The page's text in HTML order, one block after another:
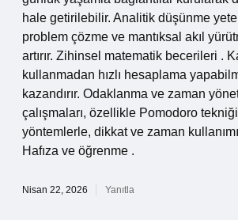
hale getirilebilir. Analitik düşünme
problem çözme ve mantıksal akıl
artırır. Zihinsel matematik becerileri .
kullanmadan hızlı hesaplama
kazandırır. Odaklanma ve zaman
çalışmaları, özellikle Pomodoro
yöntemlerle, dikkat ve zaman
Hafıza ve öğrenme .
Nisan 22, 2026 Yanıtla